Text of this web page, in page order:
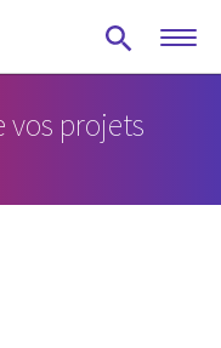
vos projets